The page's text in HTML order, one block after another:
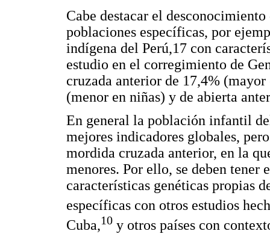
Cabe destacar el
poblaciones específicas, por
indígena del Perú,17 con
estudio en el corregimiento de
cruzada anterior de 17,4%
(menor en niñas) y de abierta
En general la población infantil
mejores indicadores globales,
mordida cruzada anterior, en la
menores. Por ello, se deben tener
características genéticas propias
específicas con otros estudios
Cuba,10 y otros países con